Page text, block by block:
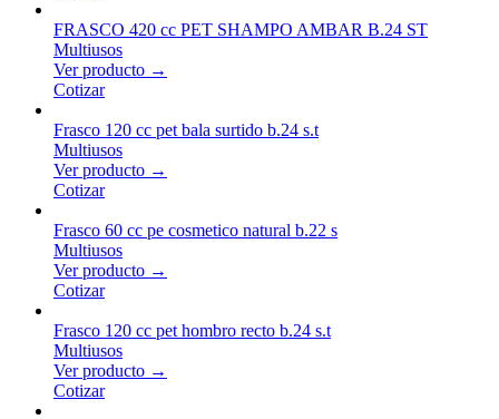
FRASCO 420 cc PET SHAMPO AMBAR B.24 ST
Multiusos
Ver producto →
Cotizar
Frasco 120 cc pet bala surtido b.24 s.t
Multiusos
Ver producto →
Cotizar
Frasco 60 cc pe cosmetico natural b.22 s
Multiusos
Ver producto →
Cotizar
Frasco 120 cc pet hombro recto b.24 s.t
Multiusos
Ver producto →
Cotizar